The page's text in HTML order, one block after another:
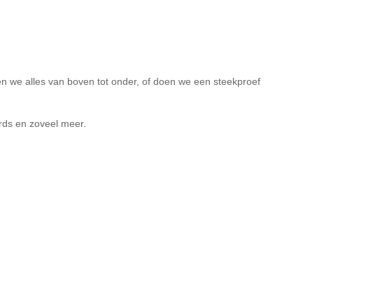
we alles van boven tot onder, of doen we een steekproef
en zoveel meer.